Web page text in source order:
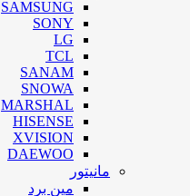
SAMSUNG
SONY
LG
TCL
SANAM
SNOWA
MARSHAL
HISENSE
XVISION
DAEWOO
مانیتور
مین برد